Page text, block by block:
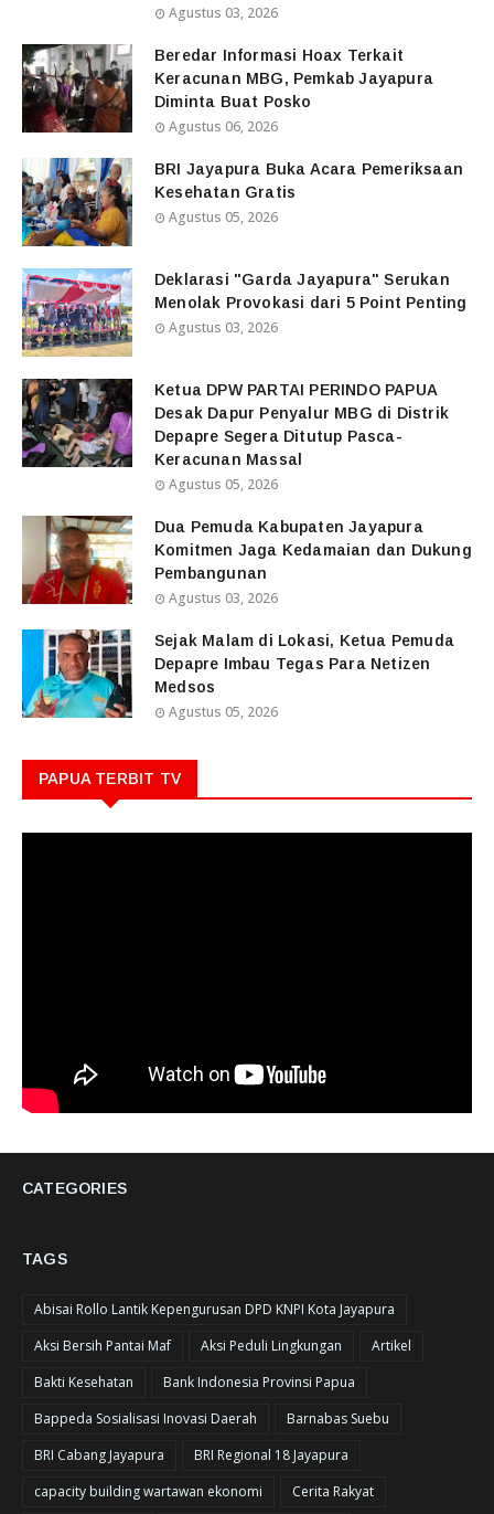
Agustus 03, 2026
Beredar Informasi Hoax Terkait
Keracunan MBG, Pemkab Jayapura
Diminta Buat Posko
Agustus 06, 2026
BRI Jayapura Buka Acara Pemeriksaan
Kesehatan Gratis
Agustus 05, 2026
Deklarasi "Garda Jayapura" Serukan
Menolak Provokasi dari 5 Point Penting
Agustus 03, 2026
Ketua DPW PARTAI PERINDO PAPUA
Desak Dapur Penyalur MBG di Distrik
Depapre Segera Ditutup Pasca-
Keracunan Massal
Agustus 05, 2026
Dua Pemuda Kabupaten Jayapura
Komitmen Jaga Kedamaian dan Dukung
Pembangunan
Agustus 03, 2026
Sejak Malam di Lokasi, Ketua Pemuda
Depapre Imbau Tegas Para Netizen
Medsos
Agustus 05, 2026
PAPUA TERBIT TV
CATEGORIES
TAGS
Abisai Rollo Lantik Kepengurusan DPD KNPI Kota Jayapura
Aksi Bersih Pantai Maf
Aksi Peduli Lingkungan
Artikel
Bakti Kesehatan
Bank Indonesia Provinsi Papua
Bappeda Sosialisasi Inovasi Daerah
Barnabas Suebu
BRI Cabang Jayapura
BRI Regional 18 Jayapura
capacity building wartawan ekonomi
Cerita Rakyat